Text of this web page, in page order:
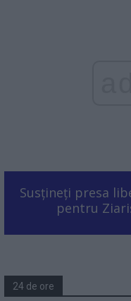
Susțineți presa
pentru
24 de ore